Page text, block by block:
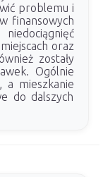
problemu i
finansowych
oraz
zostały
Ogólnie
a mieszkanie
do dalszych